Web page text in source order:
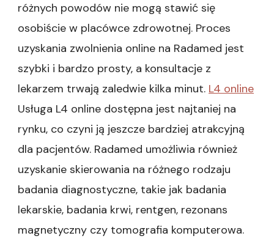
różnych powodów nie mogą stawić się
osobiście w placówce zdrowotnej. Proces
uzyskania zwolnienia online na Radamed jest
szybki i bardzo prosty, a konsultacje z
lekarzem trwają zaledwie kilka minut. L4 online
Usługa L4 online dostępna jest najtaniej na
rynku, co czyni ją jeszcze bardziej atrakcyjną
dla pacjentów. Radamed umożliwia również
uzyskanie skierowania na różnego rodzaju
badania diagnostyczne, takie jak badania
lekarskie, badania krwi, rentgen, rezonans
magnetyczny czy tomografia komputerowa.